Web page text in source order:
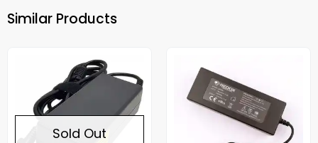
Similar Products
Sold Out